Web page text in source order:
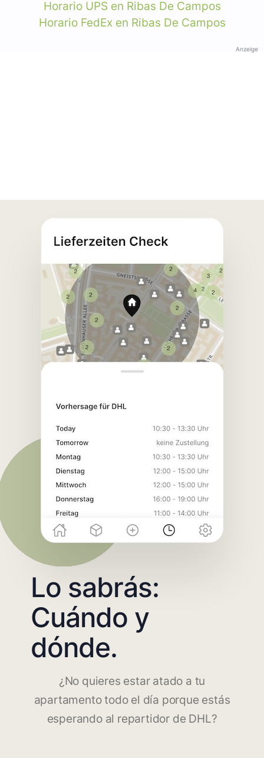
Horario UPS en Ribas De Campos
Horario FedEx en Ribas De Campos
Anzeige
Lo sabrás:
Cuándo y
dónde.
¿No quieres estar atado a tu
apartamento todo el día porque estás
esperando al repartidor de DHL?